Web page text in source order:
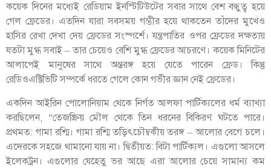
কয়েক দিনের মধ্যেই রেডিয়াম ইনস্টিটিউটের সবার সাথে বেশ বন্ধুত্ব হয়ে
গেল ফ্রেডের। এতদিন যারা সবসময় গম্ভীর হয়ে থাকতেন তাঁদের মুখেও
হাসির রেখা দেখা দেয় ফ্রেডের সংস্পর্শে। যন্ত্রপাতির ওপর ফ্রেডের দক্ষতায়
যতটা মুগ্ধ সবাই – তার চেয়েও বেশি মুগ্ধ ফ্রেডের আচরণে। কয়েক মিনিটের
আলাপেই মানুষের সাথে অন্তরঙ্গ হয়ে যেতে পারেন ফ্রেড। কিন্তু
রেডিওএক্টিভিটি সম্পর্কে ধরতে গেলে কোন গভীর জ্ঞান নেই ফ্রেডের।
একদিন আইরিন পোলোনিয়াম থেকে নির্গত আলফা পার্টিক্যলের ধর্ম ব্যাখ্যা
করছিলেন, “তেজষ্ক্রিয় মৌল থেকে তিন ধরনের বিকিরণ ঘটতে পারে।
প্রথমত: গামা রশ্মি। গামা রশ্মি তড়িৎচৌম্বকীয় তরঙ্গ – আলোর বেগে চলে।
এদেরকে সহজে থামানো যায় না। দ্বিতীয়ত: বিটা পার্টিক্যল। এগুলো আসলে
ইলেকট্রন। এগুলোর যেহেতু ভর আছে এরা আলোর চেয়ে সামান্য কম